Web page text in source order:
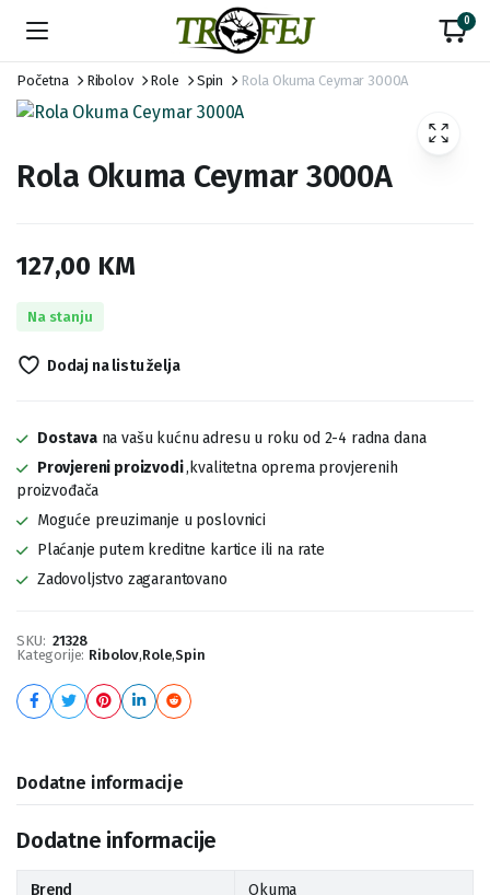
0
Početna Ribolov Role Spin Rola Okuma Ceymar 3000A
Rola Okuma Ceymar 3000A
127,00 KM
Na stanju
Dodaj na listu želja
Dostavana vašu kućnu adresu u roku od 2-4 radna dana
Provjereni proizvodi,kvalitetna oprema provjerenih
proizvođača
Moguće preuzimanje u poslovnici
Plaćanje putem kreditne kartice ili na rate
Zadovoljstvo zagarantovano
SKU: 21328
Kategorije: Ribolov,Role,Spin
Dodatne informacije
Dodatne informacije
Brend Okuma